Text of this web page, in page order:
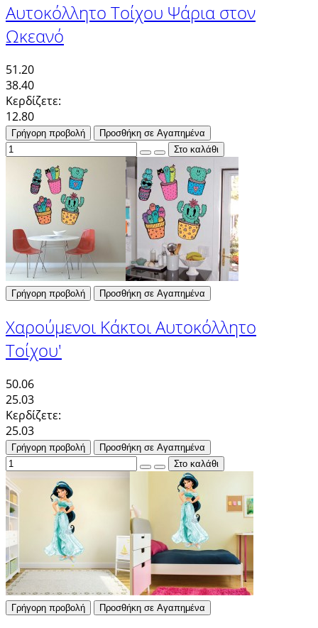
Αυτοκόλλητο Τοίχου Ψάρια στον
Ωκεανό
51.20
38.40
Κερδίζετε:
12.80
Γρήγορη προβολή Προσθήκη σε Αγαπημένα
Γρήγορη προβολή Προσθήκη σε Αγαπημένα
Χαρούμενοι Κάκτοι Αυτοκόλλητο
Τοίχου'
50.06
25.03
Κερδίζετε:
25.03
Γρήγορη προβολή Προσθήκη σε Αγαπημένα
Γρήγορη προβολή Προσθήκη σε Αγαπημένα